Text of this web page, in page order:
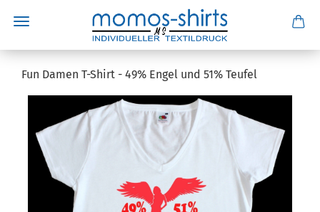
Fun Damen T-Shirt - 49% Engel und 51% Teufel